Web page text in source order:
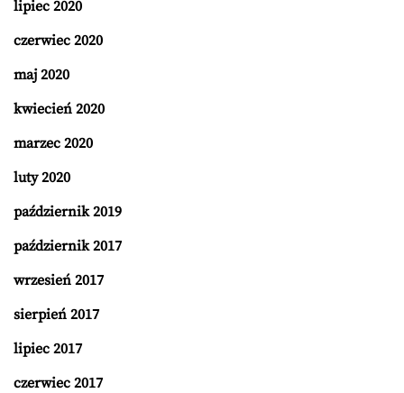
lipiec 2020
czerwiec 2020
maj 2020
kwiecień 2020
marzec 2020
luty 2020
październik 2019
październik 2017
wrzesień 2017
sierpień 2017
lipiec 2017
czerwiec 2017